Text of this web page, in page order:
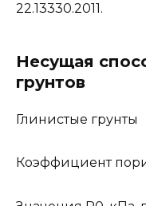
22.13330.2011.
Несущая
грунтов
Глинистые грунты
Коэффициент